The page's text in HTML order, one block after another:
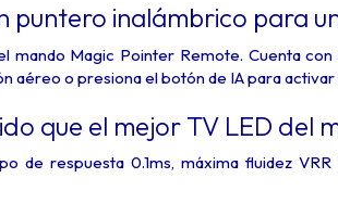
puntero inalámbrico para
Magic Pointer Remote. Cuenta
aéreo o presiona el botón de IA para
que el mejor TV LED del
de respuesta 0.1ms, máxima fluidez